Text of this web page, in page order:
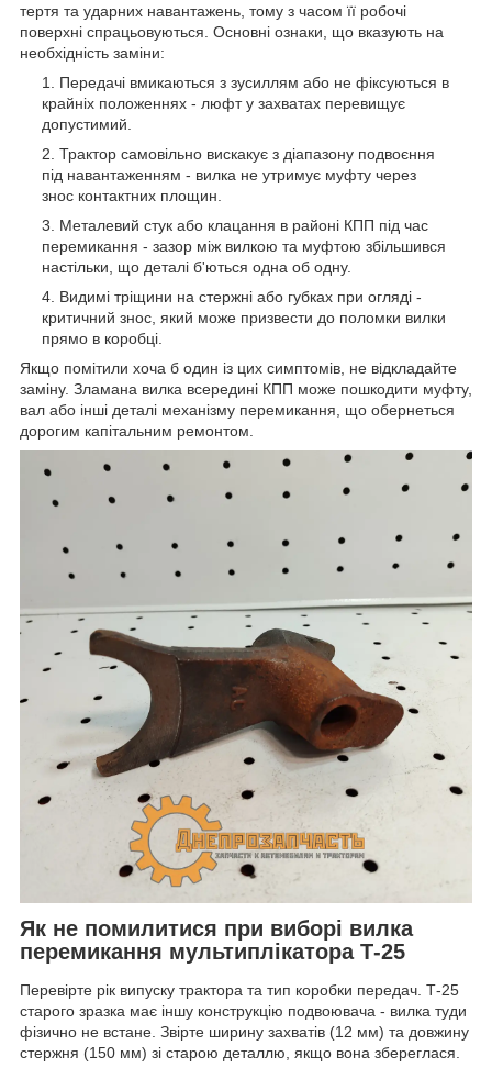
тертя та ударних навантажень, тому з часом її робочі
поверхні спрацьовуються. Основні ознаки, що вказують на
необхідність заміни:
Передачі вмикаються з зусиллям або не фіксуються в
крайніх положеннях - люфт у захватах перевищує
допустимий.
Трактор самовільно вискакує з діапазону подвоєння
під навантаженням - вилка не утримує муфту через
знос контактних площин.
Металевий стук або клацання в районі КПП під час
перемикання - зазор між вилкою та муфтою збільшився
настільки, що деталі б'ються одна об одну.
Видимі тріщини на стержні або губках при огляді -
критичний знос, який може призвести до поломки вилки
прямо в коробці.
Якщо помітили хоча б один із цих симптомів, не відкладайте
заміну. Зламана вилка всередині КПП може пошкодити муфту,
вал або інші деталі механізму перемикання, що обернеться
дорогим капітальним ремонтом.
Як не помилитися при виборі вилка
перемикання мультиплікатора Т-25
Перевірте рік випуску трактора та тип коробки передач. Т-25
старого зразка має іншу конструкцію подвоювача - вилка туди
фізично не встане. Звірте ширину захватів (12 мм) та довжину
стержня (150 мм) зі старою деталлю, якщо вона збереглася.